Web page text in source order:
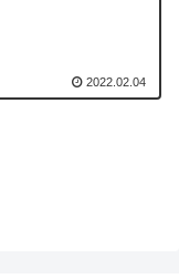
2022.02.04